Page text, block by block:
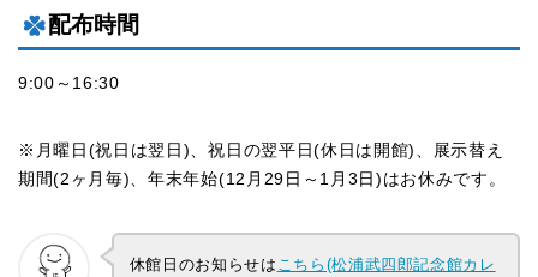
配布時間
9:00～16:30
※月曜日(祝日は翌日)、祝日の翌平日(休日は開館)、展示替え
期間(2ヶ月毎)、年末年始(12月29日～1月3日)はお休みです。
休館日のお知らせは こちら(松浦武四郎記念館カレ